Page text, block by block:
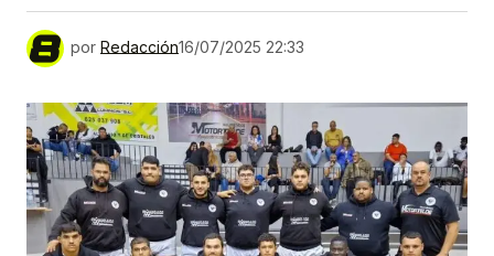
por Redacción16/07/2025 22:33